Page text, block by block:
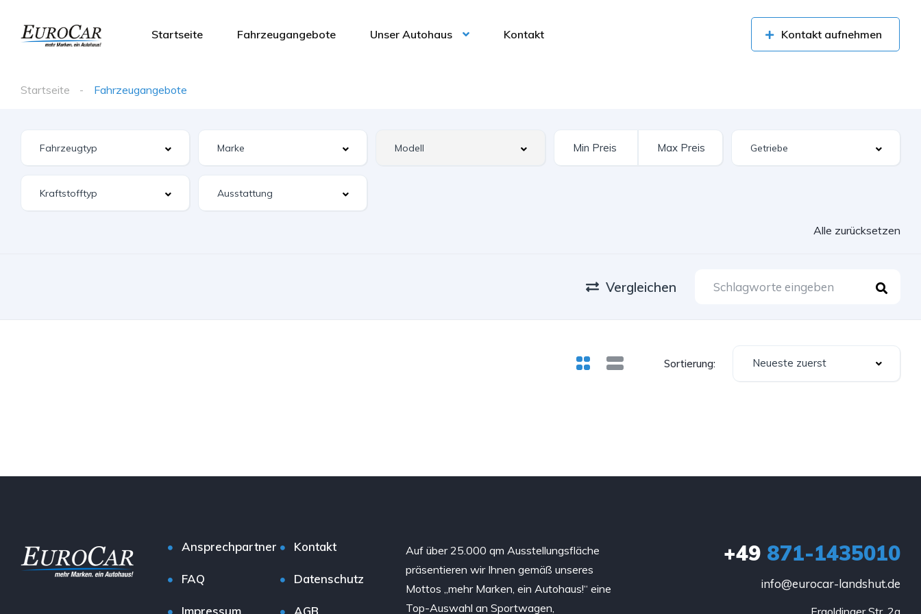
Startseite Fahrzeugangebote Unser Autohaus Kontakt Kontakt aufnehmen
Startseite Fahrzeugangebote
Alle zurücksetzen
Vergleichen
Sortierung: Neueste zuerst
Ansprechpartner Kontakt
FAQ Datenschutz
Impressum AGB
Auf über 25.000 qm Ausstellungsfläche
präsentieren wir Ihnen gemäß unseres
Mottos „mehr Marken, ein Autohaus!“ eine
Top-Auswahl an Sportwagen,
+49871-1435010
info@eurocar-landshut.de
Ergoldinger Str. 2a